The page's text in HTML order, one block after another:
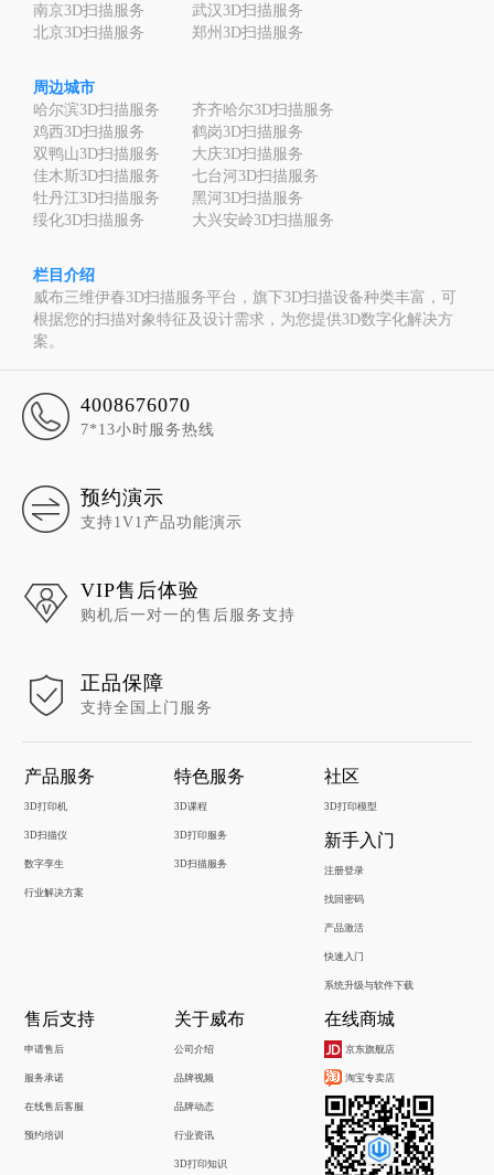
南京3D扫描服务
武汉3D扫描服务
北京3D扫描服务
郑州3D扫描服务
周边城市
哈尔滨3D扫描服务
齐齐哈尔3D扫描服务
鸡西3D扫描服务
鹤岗3D扫描服务
双鸭山3D扫描服务
大庆3D扫描服务
佳木斯3D扫描服务
七台河3D扫描服务
牡丹江3D扫描服务
黑河3D扫描服务
绥化3D扫描服务
大兴安岭3D扫描服务
栏目介绍
威布三维伊春3D扫描服务平台，旗下3D扫描设备种类丰富，可
根据您的扫描对象特征及设计需求，为您提供3D数字化解决方
案。
4008676070
7*13小时服务热线
预约演示
支持1V1产品功能演示
VIP售后体验
购机后一对一的售后服务支持
正品保障
支持全国上门服务
产品服务
3D打印机
3D扫描仪
数字孪生
行业解决方案
特色服务
3D课程
3D打印服务
3D扫描服务
社区
3D打印模型
新手入门
注册登录
找回密码
产品激活
快速入门
系统升级与软件下载
售后支持
申请售后
服务承诺
在线售后客服
预约培训
关于威布
公司介绍
品牌视频
品牌动态
行业资讯
3D打印知识
在线商城
京东旗舰店
淘宝专卖店